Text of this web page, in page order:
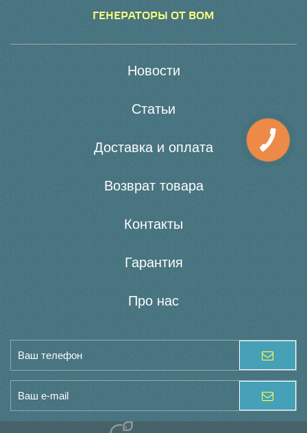
ГЕНЕРАТОРЫ ОТ ВОМ
Новости
Статьи
Доставка и оплата
Возврат товара
Контакты
Гарантия
Про нас